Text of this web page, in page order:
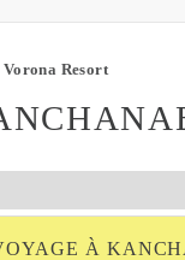
Vorona Resort
À